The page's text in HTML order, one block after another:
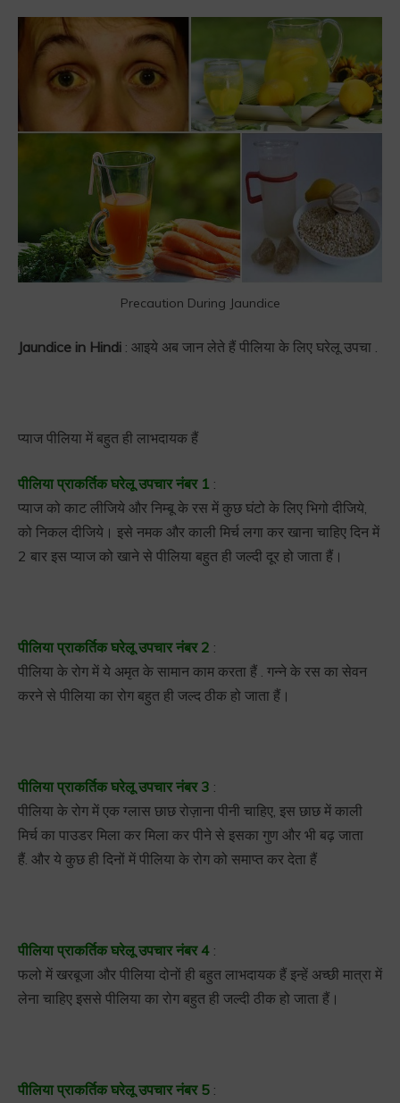
Precaution During Jaundice
Jaundice in Hindi : आइये अब जान लेते हैं पीलिया के लिए घरेलू उपचा .
प्याज पीलिया में बहुत ही लाभदायक हैं
पीलिया प्राकर्तिक घरेलू उपचार नंबर 1 :
प्याज को काट लीजिये और निम्बू के रस में कुछ घंटो के लिए भिगो दीजिये,
को निकल दीजिये। इसे नमक और काली मिर्च लगा कर खाना चाहिए दिन में
2 बार इस प्याज को खाने से पीलिया बहुत ही जल्दी दूर हो जाता हैं।
पीलिया प्राकर्तिक घरेलू उपचार नंबर 2 :
पीलिया के रोग में ये अमृत के सामान काम करता हैं . गन्ने के रस का सेवन
करने से पीलिया का रोग बहुत ही जल्द ठीक हो जाता हैं।
पीलिया प्राकर्तिक घरेलू उपचार नंबर 3 :
पीलिया के रोग में एक ग्लास छाछ रोज़ाना पीनी चाहिए, इस छाछ में काली
मिर्च का पाउडर मिला कर मिला कर पीने से इसका गुण और भी बढ़ जाता
हैं. और ये कुछ ही दिनों में पीलिया के रोग को समाप्त कर देता हैं
पीलिया प्राकर्तिक घरेलू उपचार नंबर 4 :
फलो में खरबूजा और पीलिया दोनों ही बहुत लाभदायक हैं इन्हें अच्छी मात्रा में
लेना चाहिए इससे पीलिया का रोग बहुत ही जल्दी ठीक हो जाता हैं।
पीलिया प्राकर्तिक घरेलू उपचार नंबर 5 :